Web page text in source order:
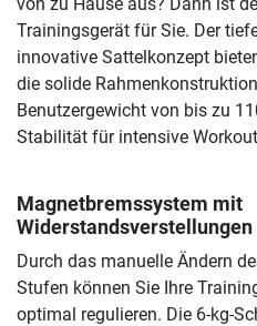
von zu Hause aus? Dann ist
Trainingsgerät für Sie. Der
innovative Sattelkonzept
die solide
Benutzergewicht von bis zu
Stabilität für intensive
Magnetbremssystem mit
Widerstandsverstellungen
Durch das manuelle Ändern
Stufen können Sie Ihre
optimal regulieren. Die 6-kg-